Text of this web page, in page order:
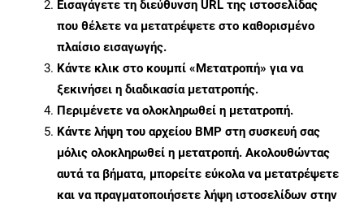
Εισαγάγετε τη διεύθυνση URL της ιστοσελίδας
που θέλετε να μετατρέψετε στο καθορισμένο
πλαίσιο εισαγωγής.
Κάντε κλικ στο κουμπί «Μετατροπή» για να
ξεκινήσει η διαδικασία μετατροπής.
Περιμένετε να ολοκληρωθεί η μετατροπή.
Κάντε λήψη του αρχείου BMP στη συσκευή σας
μόλις ολοκληρωθεί η μετατροπή. Ακολουθώντας
αυτά τα βήματα, μπορείτε εύκολα να μετατρέψετε
και να πραγματοποιήσετε λήψη ιστοσελίδων στην